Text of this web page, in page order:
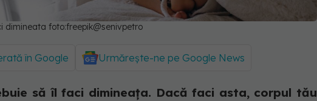
dimineata foto:freepik@senivpetro
în Google Urmărește-ne pe Google News
să îl faci dimineața. Dacă faci asta, corpul tău